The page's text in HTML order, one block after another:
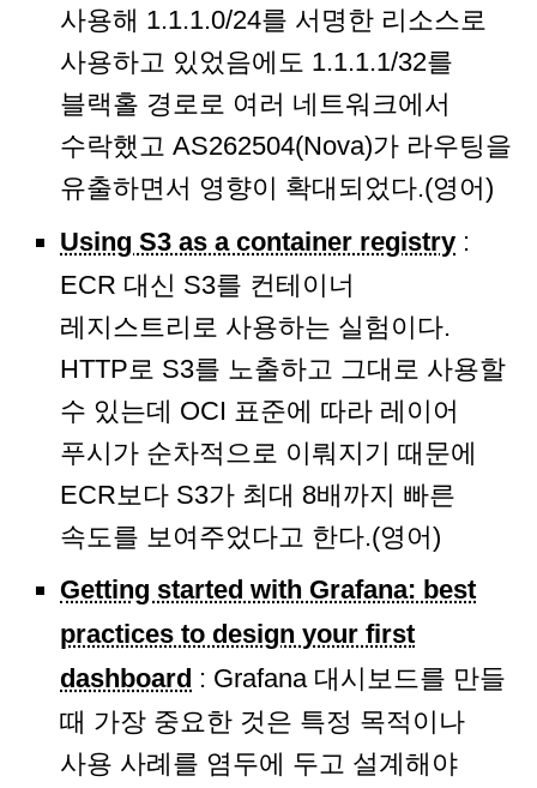
사용해 1.1.1.0/24를 서명한 리소스로
사용하고 있었음에도 1.1.1.1/32를
블랙홀 경로로 여러 네트워크에서
수락했고 AS262504(Nova)가 라우팅을
유출하면서 영향이 확대되었다.(영어)
Using S3 as a container registry :
ECR 대신 S3를 컨테이너
레지스트리로 사용하는 실험이다.
HTTP로 S3를 노출하고 그대로 사용할
수 있는데 OCI 표준에 따라 레이어
푸시가 순차적으로 이뤄지기 때문에
ECR보다 S3가 최대 8배까지 빠른
속도를 보여주었다고 한다.(영어)
Getting started with Grafana: best
practices to design your first
dashboard : Grafana 대시보드를 만들
때 가장 중요한 것은 특정 목적이나
사용 사례를 염두에 두고 설계해야